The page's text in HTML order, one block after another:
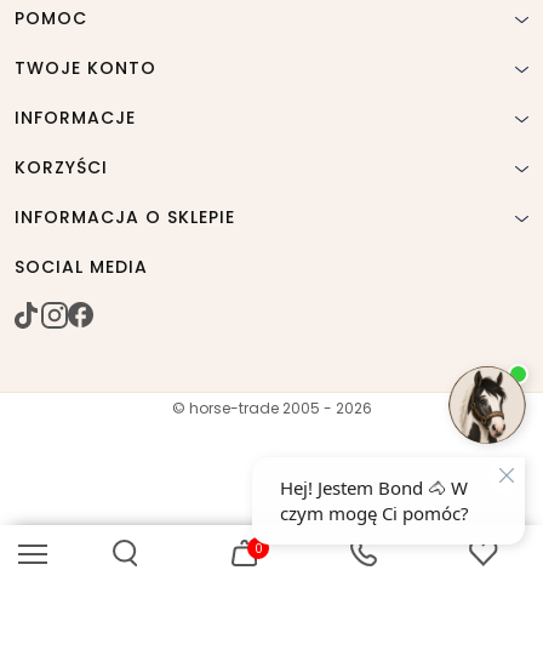
0
POMOC
TWOJE KONTO
INFORMACJE
KORZYŚCI
INFORMACJA O SKLEPIE
SOCIAL MEDIA
© horse-trade 2005 - 2026